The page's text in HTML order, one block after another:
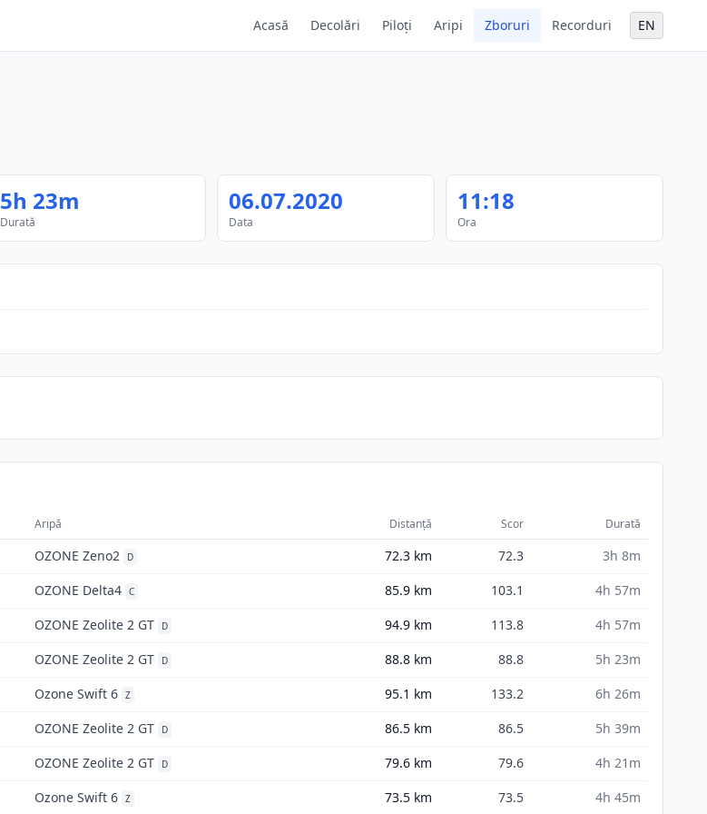
Acasă Decolări Piloți Aripi Zboruri Recorduri EN
5h 23m
Durată
06.07.2020
Data
11:18
Ora
Aripă Distanță Scor Durată
OZONE Zeno2 D 72.3 km 72.3
3h 8m
OZONE Delta4 C 85.9 km 103.1
4h 57m
OZONE Zeolite 2 GT D 94.9 km 113.8
4h 57m
OZONE Zeolite 2 GT D 88.8 km 88.8
5h 23m
Ozone Swift 6 Z 95.1 km 133.2
6h 26m
OZONE Zeolite 2 GT D 86.5 km 86.5
5h 39m
OZONE Zeolite 2 GT D 79.6 km 79.6
4h 21m
Ozone Swift 6 Z 73.5 km 73.5 4h 45m